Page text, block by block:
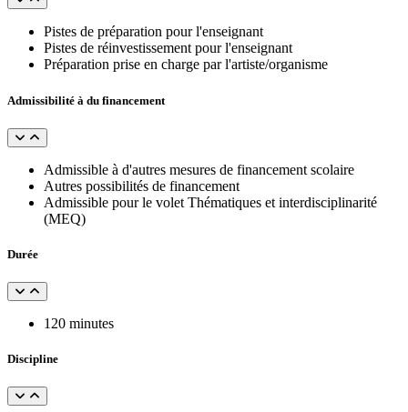
Pistes de préparation pour l'enseignant
Pistes de réinvestissement pour l'enseignant
Préparation prise en charge par l'artiste/organisme
Admissibilité à du financement
Admissible à d'autres mesures de financement scolaire
Autres possibilités de financement
Admissible pour le volet Thématiques et interdisciplinarité
(MEQ)
Durée
120 minutes
Discipline